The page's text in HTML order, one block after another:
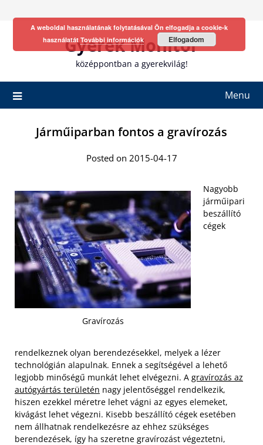
Gyerek Monitor
középpontban a gyerekvilág!
Menu
Járműiparban fontos a gravírozás
Posted on 2015-04-17
Gravírozás
Nagyobb
járműipari
beszállító
cégek
rendelkeznek olyan berendezésekkel, melyek a lézer
technológián alapulnak. Ennek a segítségével a lehető
legjobb minőségű munkát lehet elvégezni. A gravírozás az
autógyártás területén nagy jelentőséggel rendelkezik,
hiszen ezekkel méretre lehet vágni az egyes elemeket,
kivágást lehet végezni. Kisebb beszállító cégek esetében
nem állhatnak rendelkezésre az ehhez szükséges
berendezések, így ha szeretne gravírozást végeztetni,
A weboldal használatának folytatásával Ön elfogadja a cookie-k
használatát További információk Elfogadom